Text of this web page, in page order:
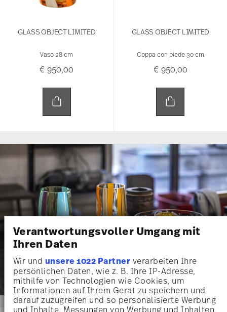
Verantwortungsvoller Umgang mit
Ihren Daten
Wir und unsere 1022 Partnerverarbeiten Ihre
persönlichen Daten, wie z. B. Ihre IP-Adresse,
mithilfe von Technologien wie Cookies, um
Informationen auf Ihrem Gerät zu speichern und
darauf zuzugreifen und so personalisierte Werbung
und Inhalte, Messungen von Werbung und Inhalten,
GLASS OBJECT LIMITED
Vaso 28 cm
€ 950,00
GLASS OBJECT LIMITED
Coppa con piede 30 cm
€ 950,00